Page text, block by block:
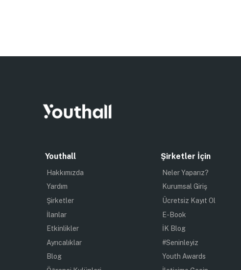
Youthall
Hakkımızda
Yardım
Şirketler
İlanlar
Etkinlikler
Ayrıcalıklar
Blog
Şirketler İçin
Neler Yaparız?
Kurumsal Giriş
Ücretsiz Kayıt Ol
E-Book
İK Blog
#Seninleyiz
Youth Awards